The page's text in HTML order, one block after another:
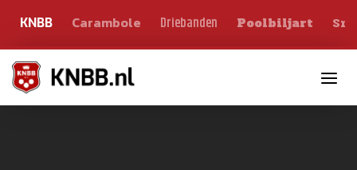
KNBB Carambole Driebanden Poolbiljart